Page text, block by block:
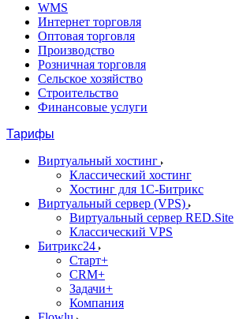
WMS
Интернет торговля
Оптовая торговля
Производство
Розничная торговля
Сельское хозяйство
Строительство
Финансовые услуги
Тарифы
Виртуальный хостинг
Классический хостинг
Хостинг для 1С-Битрикс
Виртуальный сервер (VPS)
Виртуальный сервер RED.Site
Классический VPS
Битрикс24
Старт+
CRM+
Задачи+
Компания